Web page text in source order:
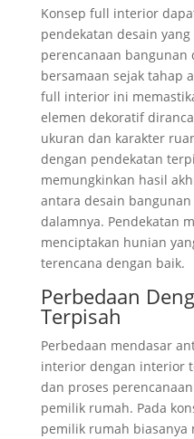
Konsep full interior
pendekatan desain
perencanaan bangunan
bersamaan sejak tahap
full interior ini
elemen dekoratif
ukuran dan karakter
dengan pendekatan
memungkinkan hasil
antara desain
dalamnya. Pendekatan
menciptakan hunian
terencana dengan baik.
Perbedaan
Terpisah
Perbedaan mendasar
interior dengan interior
dan proses
pemilik rumah. Pada
pemilik rumah